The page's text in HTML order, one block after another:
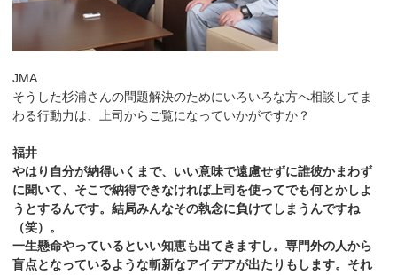
JMA
そうした杉浦さんの問題解決のためにいろいろな方へ相談してま
わる行動力は、上司からご覧になっていかがですか？
福井
やはり自分が納得いくまで、いい意味で遠慮せずに誰彼かまわず
に聞いて、そこで納得できなければ上司を使ってでも何とかしよ
うとするんです。結局みんなその執念に負けてしまうんですね
（笑）。
一生懸命やっているといい知恵も出てきますし。専門外の人から
盲点となっているような斬新なアイデアが出たりもします。それ